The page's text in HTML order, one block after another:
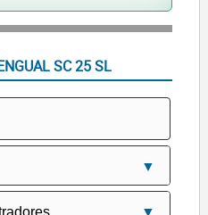
SC 25 SL